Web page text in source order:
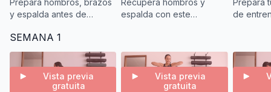
Prepara hombros, brazos
y espalda antes de
calentamiento.
Recupera hombros y
espalda con este
Prepara
de
SEMANA 1
Vista previa
gratuita
Vista previa
gratuita